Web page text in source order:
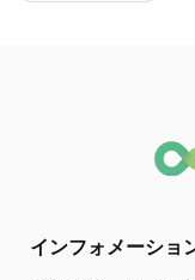
インフォメーショ